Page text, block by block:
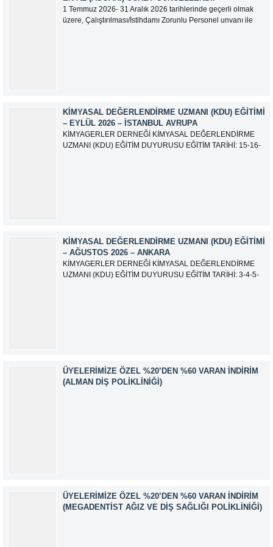
1 Temmuz 2026- 31 Aralık 2026 tarihlerinde geçerli olmak
üzere, Çalıştırılması/İstihdamı Zorunlu Personel unvanı ile
KIMYASAL DEĞERLENDIRME UZMANI (KDU) EĞITIMI
– EYLÜL 2026 – İSTANBUL AVRUPA
KİMYAGERLER DERNEĞİ KİMYASAL DEĞERLENDİRME
UZMANI (KDU) EĞİTİM DUYURUSU EĞİTİM TARİHİ: 15-16-
KIMYASAL DEĞERLENDIRME UZMANI (KDU) EĞITIMI
– AĞUSTOS 2026 – ANKARA
KİMYAGERLER DERNEĞİ KİMYASAL DEĞERLENDİRME
UZMANI (KDU) EĞİTİM DUYURUSU EĞİTİM TARİHİ: 3-4-5-
ÜYELERIMIZE ÖZEL %20’DEN %60 VARAN İNDIRIM
(ALMAN DIŞ POLIKLINIĞI)
ÜYELERIMIZE ÖZEL %20’DEN %60 VARAN İNDIRIM
(MEGADENTIST AĞIZ VE DIŞ SAĞLIĞI POLIKLINIĞI)